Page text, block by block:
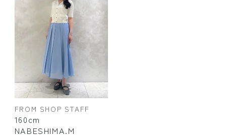
FROM SHOP STAFF
160cm
NABESHIMA.M